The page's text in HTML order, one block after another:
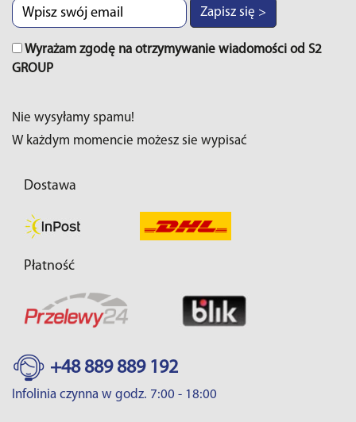
Zapisz się >
Wyrażam zgodę na otrzymywanie wiadomości od S2
GROUP
Nie wysyłamy spamu!
W każdym momencie możesz sie wypisać
Dostawa
Płatność
+48 889 889 192
Infolinia czynna w godz. 7:00 - 18:00